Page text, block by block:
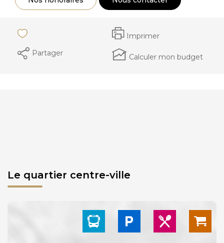
Imprimer
Partager
Calculer mon budget
Le quartier centre-ville